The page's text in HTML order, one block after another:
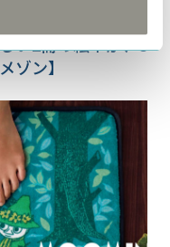
い2冊の絵本が、8
ゾン】